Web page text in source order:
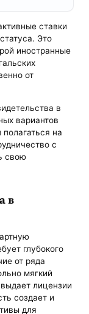
ставки
Это
иностранные
от
в
вариантов
на
с
свою
в
глубокого
от ряда
мягкий
лицензии
создает и
для